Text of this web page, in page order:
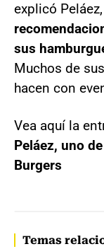
explicó Peláez,
sus
Muchos de
hacen con
Vea aquí la
Peláez, uno
Burgers
Temas